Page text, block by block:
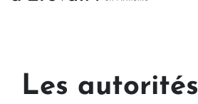
Les autorités